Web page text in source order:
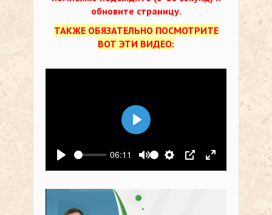
обновите страницу.
ТАКЖЕ ОБЯЗАТЕЛЬНО ПОСМОТРИТЕ
ВОТ ЭТИ ВИДЕО:
Воспроизвести
06:11
Выключить звук
Настройки
PIP На весь
Воспроизвести